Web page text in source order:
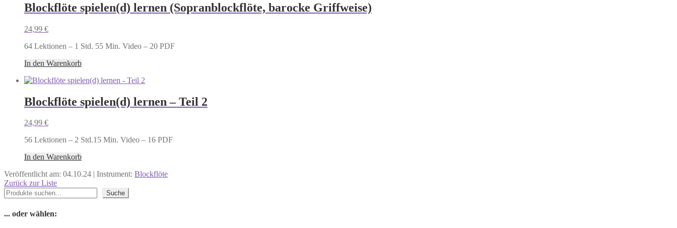
Blockflöte spielen(d) lernen (Sopranblockflöte, barocke Griffweise)
24,99 €
64 Lektionen – 1 Std. 55 Min. Video – 20 PDF
In den Warenkorb
Blockflöte spielen(d) lernen – Teil 2
24,99 €
56 Lektionen – 2 Std.15 Min. Video – 16 PDF
In den Warenkorb
Veröffentlicht am: 04.10.24 | Instrument: Blockflöte
Zurück zur Liste
Suchen
Suche
... oder wählen: